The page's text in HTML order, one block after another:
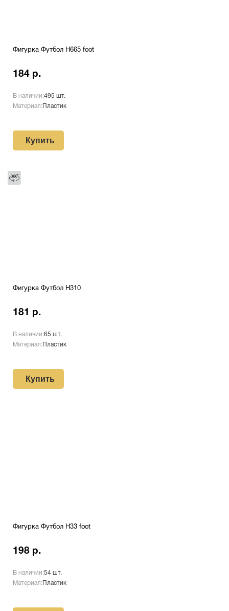
Фигурка Футбол H665 foot
184 р.
В наличии:495 шт.
Материал: Пластик
Купить
Фигурка Футбол H310
181 р.
В наличии:65 шт.
Материал: Пластик
Купить
Фигурка Футбол H33 foot
198 р.
В наличии:54 шт.
Материал: Пластик